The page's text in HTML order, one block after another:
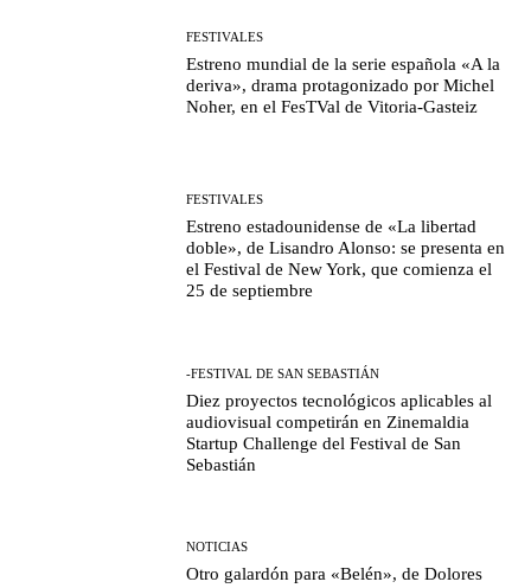
FESTIVALES
Estreno mundial de la serie española «A la
deriva», drama protagonizado por Michel
Noher, en el FesTVal de Vitoria-Gasteiz
FESTIVALES
Estreno estadounidense de «La libertad
doble», de Lisandro Alonso: se presenta en
el Festival de New York, que comienza el
25 de septiembre
-FESTIVAL DE SAN SEBASTIÁN
Diez proyectos tecnológicos aplicables al
audiovisual competirán en Zinemaldia
Startup Challenge del Festival de San
Sebastián
NOTICIAS
Otro galardón para «Belén», de Dolores